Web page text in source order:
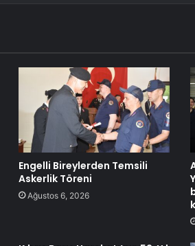
Engelli Bireylerden Temsili
Askerlik Töreni
Ağustos 6, 2026